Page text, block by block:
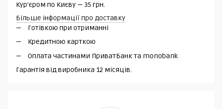
Кур'єром по Києву — 35 грн.
Більше інформації про доставку
Готівкою при отриманні
Кредитною карткою
Оплата частинами ПриватБанк та monobank
Гарантія від виробника 12 місяців.